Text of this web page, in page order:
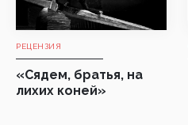
РЕЦЕНЗИЯ
«Сядем, братья, на
лихих коней»